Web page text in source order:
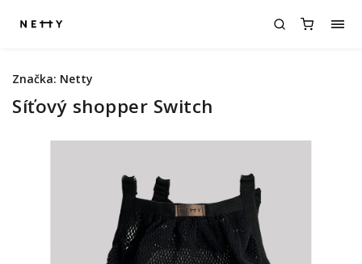
Síťový shopper Switch
Značka: Netty